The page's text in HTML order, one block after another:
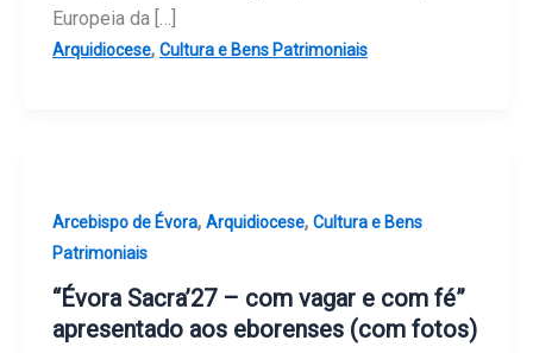
Europeia da […]
Arquidiocese, Cultura e Bens Patrimoniais
Arcebispo de Évora, Arquidiocese, Cultura e Bens
Patrimoniais
“Évora Sacra’27 – com vagar e com fé”
apresentado aos eborenses (com fotos)